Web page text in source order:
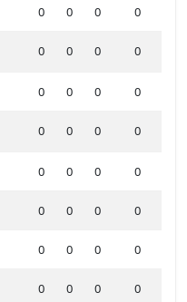
0 0 0 0
0 0 0 0
0 0 0 0
0 0 0 0
0 0 0 0
0 0 0 0
0 0 0 0
0 0 0 0